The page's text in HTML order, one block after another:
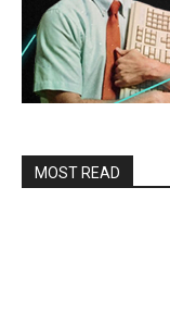
MOST READ